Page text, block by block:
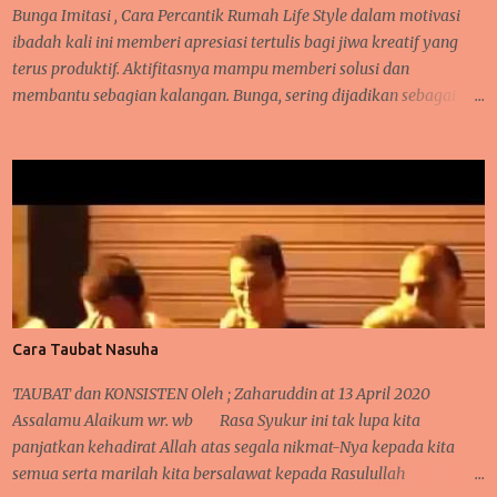
makhluk dituntut untuk hidup damai dan saling memberi
manfaat. Manusia dan hewan bisa mempunyai hubungan erat
lay...
Bunga Imitasi , Cara Percantik Rumah Life Style dalam motivasi
ibadah kali ini memberi apresiasi tertulis bagi jiwa kreatif yang
terus produktif. Aktifitasnya mampu memberi solusi dan
membantu sebagian kalangan. Bunga, sering dijadikan sebagai
yang dihasilkan saat memajang bunga hias itu. Takkala
hebohnya, bila bunga hias ini dilirik oleh orang yang memang
memiliki hobby dan kesukaan dalam mendekor, merangkai helai
dan daun yang cocok, menata ruang dan tempat yang cocok di hias
dengan bunga. Maka ia akan familiar dan terkenal dengan
keelokannya karena di tata oleh orang tepat. Sehingga, jangan
heran bila ia memiliki harga yang lumayan cantik juga.. Bunga
hias , sebagian memilih yang hidup dan sebagian juga memilih
yang imitasi (hias tidak hidup). Masing masing memiliki alasan
tersendiri dan ...
Cara Taubat Nasuha
TAUBAT dan KONSISTEN Oleh ; Zaharuddin at 13 April 2020
Assalamu Alaikum wr. wb Rasa Syukur ini tak lupa kita
panjatkan kehadirat Allah atas segala nikmat-Nya kepada kita
semua serta marilah kita bersalawat kepada Rasulullah